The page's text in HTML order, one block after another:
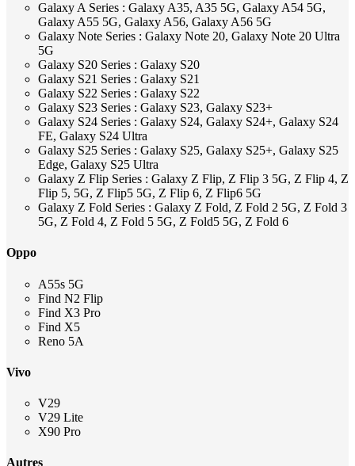
Galaxy A Series : Galaxy A35, A35 5G, Galaxy A54 5G,
Galaxy A55 5G, Galaxy A56, Galaxy A56 5G
Galaxy Note Series : Galaxy Note 20, Galaxy Note 20 Ultra
5G
Galaxy S20 Series : Galaxy S20
Galaxy S21 Series : Galaxy S21
Galaxy S22 Series : Galaxy S22
Galaxy S23 Series : Galaxy S23, Galaxy S23+
Galaxy S24 Series : Galaxy S24, Galaxy S24+, Galaxy S24
FE, Galaxy S24 Ultra
Galaxy S25 Series : Galaxy S25, Galaxy S25+, Galaxy S25
Edge, Galaxy S25 Ultra
Galaxy Z Flip Series : Galaxy Z Flip, Z Flip 3 5G, Z Flip 4, Z
Flip 5, 5G, Z Flip5 5G, Z Flip 6, Z Flip6 5G
Galaxy Z Fold Series : Galaxy Z Fold, Z Fold 2 5G, Z Fold 3
5G, Z Fold 4, Z Fold 5 5G, Z Fold5 5G, Z Fold 6
Oppo
A55s 5G
Find N2 Flip
Find X3 Pro
Find X5
Reno 5A
Vivo
V29
V29 Lite
X90 Pro
Autres